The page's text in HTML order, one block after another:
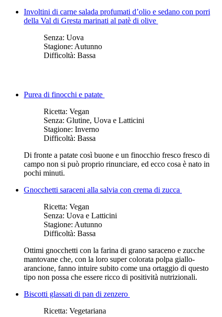
Involtini di carne salada profumati d’olio e sedano con porri
della Val di Gresta marinati al patè di olive
Senza: Uova
Stagione: Autunno
Difficoltà: Bassa
Purea di finocchi e patate
Ricetta: Vegan
Senza: Glutine, Uova e Latticini
Stagione: Inverno
Difficoltà: Bassa
Di fronte a patate così buone e un finocchio fresco fresco di
campo non si può proprio rinunciare, ed ecco cosa è nato in
pochi minuti.
Gnocchetti saraceni alla salvia con crema di zucca
Ricetta: Vegan
Senza: Uova e Latticini
Stagione: Autunno
Difficoltà: Bassa
Ottimi gnocchetti con la farina di grano saraceno e zucche
mantovane che, con la loro super colorata polpa giallo-
arancione, fanno intuire subito come una ortaggio di questo
tipo non possa che essere ricco di positività nutrizionali.
Biscotti glassati di pan di zenzero
Ricetta: Vegetariana